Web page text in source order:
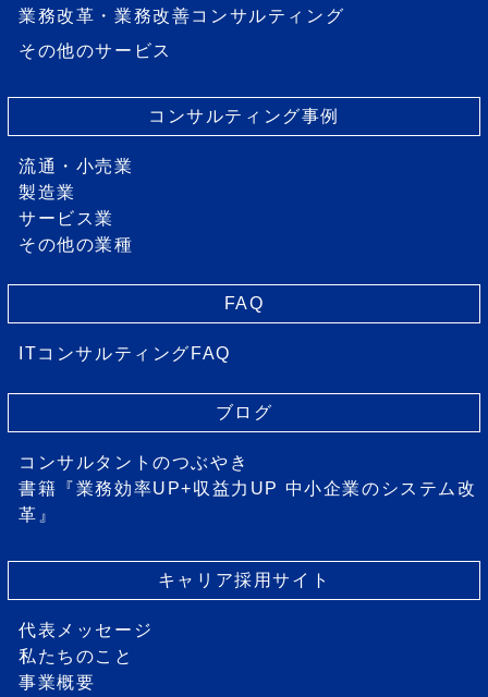
業務改革・業務改善コンサルティング
その他のサービス
コンサルティング事例
流通・小売業
製造業
サービス業
その他の業種
FAQ
ITコンサルティングFAQ
ブログ
コンサルタントのつぶやき
書籍『業務効率UP+収益力UP 中小企業のシステム改
革』
キャリア採用サイト
代表メッセージ
私たちのこと
事業概要